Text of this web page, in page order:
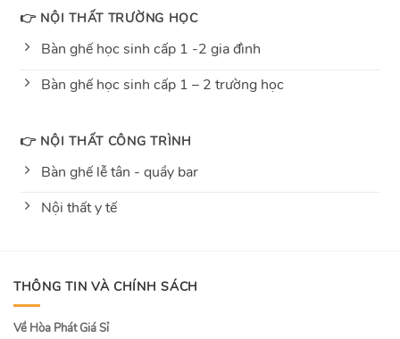
👉 NỘI THẤT TRƯỜNG HỌC
Bàn ghế học sinh cấp 1 -2 gia đình
Bàn ghế học sinh cấp 1 – 2 trường học
👉 NỘI THẤT CÔNG TRÌNH
Bàn ghế lễ tân - quầy bar
Nội thất y tế
THÔNG TIN VÀ CHÍNH SÁCH
Về Hòa Phát Giá Sỉ